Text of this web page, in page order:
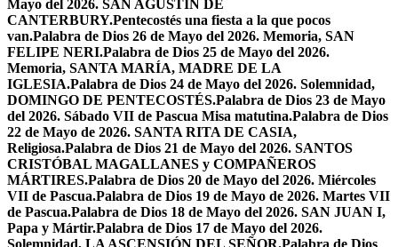
Mayo del 2026. SAN AGUSTÍN DE
CANTERBURY.Pentecostés una fiesta a la que pocos
van.Palabra de Dios 26 de Mayo del 2026. Memoria, SAN
FELIPE NERI.Palabra de Dios 25 de Mayo del 2026.
Memoria, SANTA MARÍA, MADRE DE LA
IGLESIA.Palabra de Dios 24 de Mayo del 2026. Solemnidad,
DOMINGO DE PENTECOSTÉS.Palabra de Dios 23 de Mayo
del 2026. Sábado VII de Pascua Misa matutina.Palabra de Dios
22 de Mayo de 2026. SANTA RITA DE CASIA,
Religiosa.Palabra de Dios 21 de Mayo del 2026. SANTOS
CRISTÓBAL MAGALLANES y COMPAÑEROS
MÁRTIRES.Palabra de Dios 20 de Mayo del 2026. Miércoles
VII de Pascua.Palabra de Dios 19 de Mayo de 2026. Martes VII
de Pascua.Palabra de Dios 18 de Mayo del 2026. SAN JUAN I,
Papa y Mártir.Palabra de Dios 17 de Mayo del 2026.